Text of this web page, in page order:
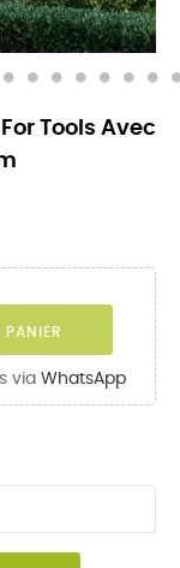
Tools Avec
PANIER
via WhatsApp